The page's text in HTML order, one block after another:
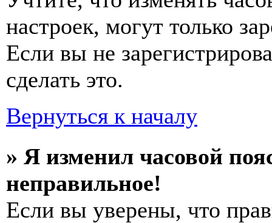
настроек, могут только
Если вы не
сделать это.
Вернуться к началу
» Я изменил часовой
неправильное!
Если вы уверены, что